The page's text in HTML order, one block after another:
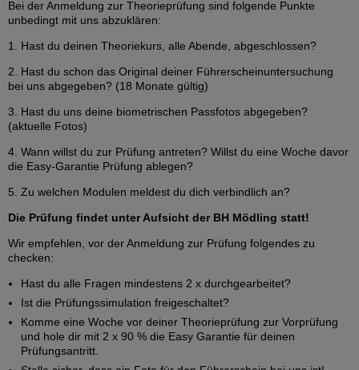
Bei der Anmeldung zur Theorieprüfung sind folgende Punkte
unbedingt mit uns abzuklären:
1. Hast du deinen Theoriekurs, alle Abende, abgeschlossen?
2. Hast du schon das Original deiner Führerscheinuntersuchung
bei uns abgegeben? (18 Monate gültig)
3. Hast du uns deine biometrischen Passfotos abgegeben?
(aktuelle Fotos)
4. Wann willst du zur Prüfung antreten? Willst du eine Woche davor
die Easy-Garantie Prüfung ablegen?
5. Zu welchen Modulen meldest du dich verbindlich an?
Die Prüfung findet unter Aufsicht der BH Mödling statt!
Wir empfehlen, vor der Anmeldung zur Prüfung folgendes zu
checken:
Hast du alle Fragen mindestens 2 x durchgearbeitet?
Ist die Prüfungssimulation freigeschaltet?
Komme eine Woche vor deiner Theorieprüfung zur Vorprüfung
und hole dir mit 2 x 90 % die Easy Garantie für deinen
Prüfungsantritt.